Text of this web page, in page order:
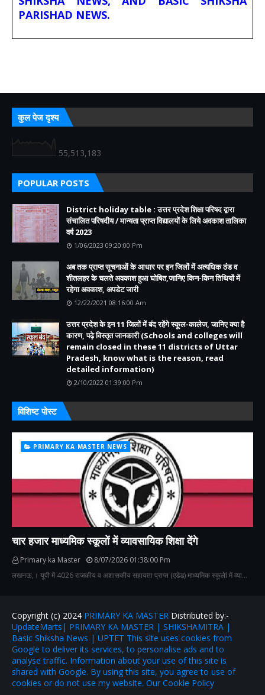
PARISHAD NEWS.
कुल पेज दृश्य
55,513,183
POPULAR POSTS
District holiday table : उत्तर प्रदेश शिक्षा परिषद द्वारा
संचालित परिषदीय / मान्यता प्राप्त विद्यालयों के लिये अवकाश तालिका
वर्ष 2023
1/06/2023 09:20:00 Pm
अब तक प्राप्त सूचनाओं के आधार पर इन जिलों में अत्यधिक ठंड व
शीतलहर के चलते अवकाश हुआ घोषित,जानिए किन-किन तिथियों में
रहेगा अवकाश, अपडेट जारी
12/22/2021 08:16:00 Am
उत्तर प्रदेश के इन 11 जिलों में बंद रहेंगे स्कूल-कालेज, जानिए क्या है
कारण, पढ़े विस्तृत जानकारी (Schools and colleges will
remain closed in these 11 districts of Uttar
Pradesh, know what is the reason, read
detailed information)
2/10/2022 01:39:00 Pm
विशिष्ट पोस्ट
PRIMARY KA MASTER NEWS
चार हजार माध्यमिक स्कूलों में व्यावसायिक शिक्षा देंगे
Primary ka Master
8/07/2026 01:38:00 Pm
लखनऊ,। यूपी में 4026 राजकीय व अशासकीय सहायता प्राप्त (एडेड) माध्यमिक स्कूलेां में व्या…
Copyright (c) 2024 PRIMARY KA MASTER Distributed by:-
UpdateMarts| PRIMARY KA MASTER | SHIKSHAMITRA |
Basic Shiksha News | UPTET This site uses cookies from
Google to deliver its services, to personalise ads and to
analyse traffic. Information about your use of this site is
shared with Google. By using this site, you agree to use of
cookies or do not use my website. Our Cookie Policy